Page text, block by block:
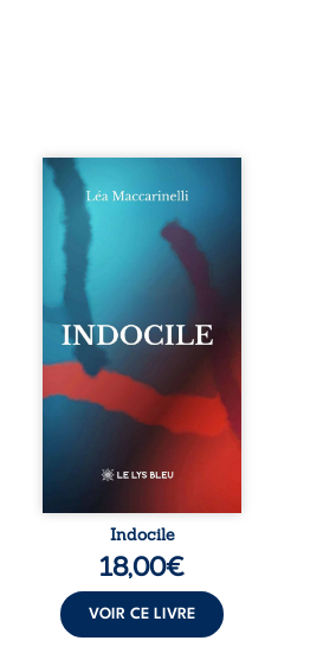
Quatre parties.
Quatre refus.
Quatre visages
d’une existence en
friction. Entre les
silences qu’on ne
déchiffre pas, les
amours qu’on
dérange, les corps
qu’on administre
et les liens qu’on
sabote, cet
ouvrage parle à
vivent trop fort,
trop vrai, trop tôt.
traversée. Une
langue nue. Une
insurrection
calme. Une
déclaration
d’existence pour ...
Indocile
18,00€
VOIR CE LIVRE